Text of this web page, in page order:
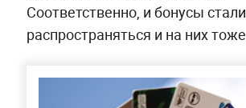
Соответственно, и бонусы стали
распространяться и на них тоже.